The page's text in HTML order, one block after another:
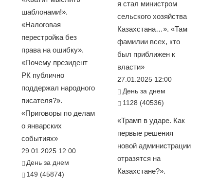
шаблонами!».
«Налоговая
перестройка без
права на ошибку».
«Почему президент
РК публично
поддержал народного
писателя?».
«Приговоры по делам
о январских
событиях»
29.01.2025 12:00
День за днем
149 (45874)
я стал министром
сельского хозяйства
Казахстана…». «Там
фамилии всех, кто
был приближен к
власти»
27.01.2025 12:00
День за днем
1128 (40536)
«Трамп в ударе. Как
первые решения
новой администрации
отразятся на
Казахстане?».